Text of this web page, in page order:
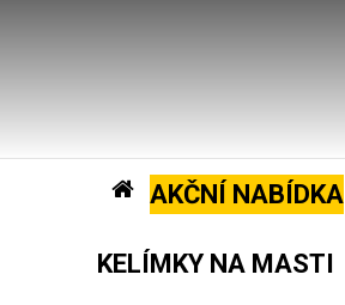
AKČNÍ NABÍDKA
KELÍMKY NA MASTI